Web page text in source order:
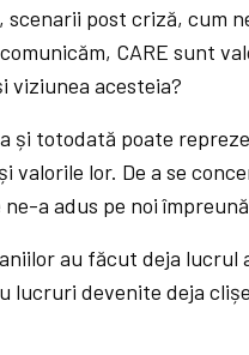
scenarii post criză, cum
CARE sunt
viziunea acesteia?
și totodată poate
valorile lor. De a se
a adus pe noi
au făcut deja lucrul
lucruri devenite deja